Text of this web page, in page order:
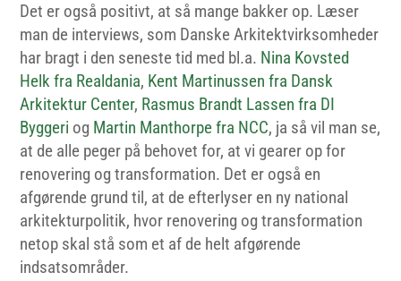
Det er også positivt, at så mange bakker op. Læser
man de interviews, som Danske Arkitektvirksomheder
har bragt i den seneste tid med bl.a. Nina Kovsted
Helk fra Realdania, Kent Martinussen fra Dansk
Arkitektur Center, Rasmus Brandt Lassen fra DI
Byggeri og Martin Manthorpe fra NCC, ja så vil man se,
at de alle peger på behovet for, at vi gearer op for
renovering og transformation. Det er også en
afgørende grund til, at de efterlyser en ny national
arkitekturpolitik, hvor renovering og transformation
netop skal stå som et af de helt afgørende
indsatsområder.